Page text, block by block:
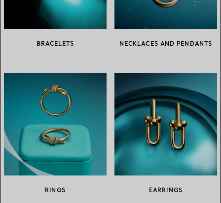
BRACELETS NECKLACES AND PENDANTS
RINGS EARRINGS